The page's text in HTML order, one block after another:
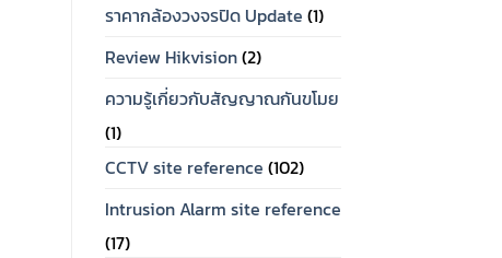
ราคากล้องวงจรปิด Update (1)
Review Hikvision(2)
ความรู้เกี่ยวกับสัญญาณกันขโมย
(1)
CCTV site reference (102)
Intrusion Alarm site reference
(17)